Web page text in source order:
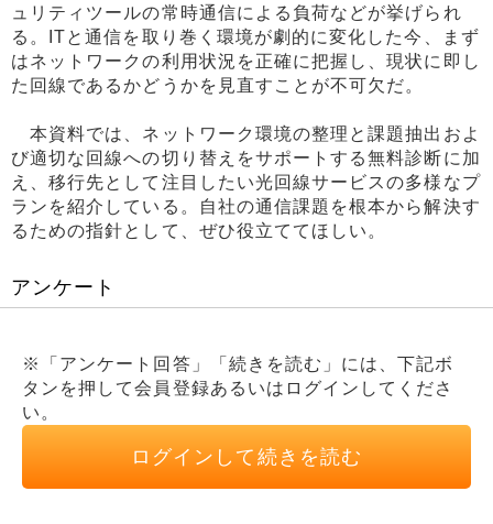
ュリティツールの常時通信による負荷などが挙げられ
る。ITと通信を取り巻く環境が劇的に変化した今、まず
はネットワークの利用状況を正確に把握し、現状に即し
た回線であるかどうかを見直すことが不可欠だ。
本資料では、ネットワーク環境の整理と課題抽出およ
び適切な回線への切り替えをサポートする無料診断に加
え、移行先として注目したい光回線サービスの多様なプ
ランを紹介している。自社の通信課題を根本から解決す
るための指針として、ぜひ役立ててほしい。
アンケート
※「アンケート回答」「続きを読む」には、下記ボ
タンを押して会員登録あるいはログインしてくださ
い。
ログインして続きを読む